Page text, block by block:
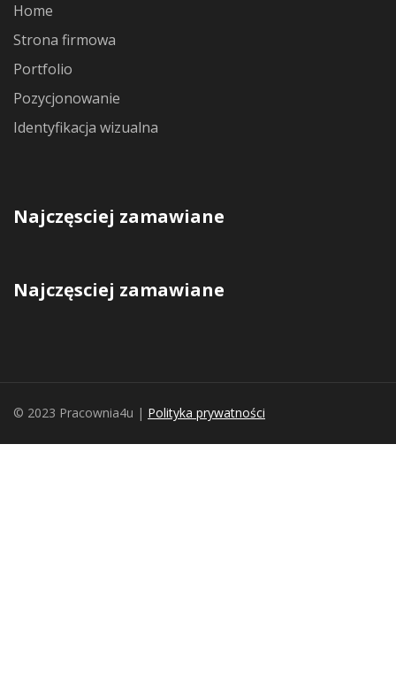
Home
Strona firmowa
Portfolio
Pozycjonowanie
Identyfikacja wizualna
Najczęsciej zamawiane
Najczęsciej zamawiane
© 2023 Pracownia4u | Polityka prywatności